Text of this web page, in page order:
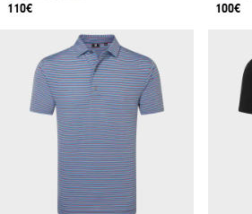
110€ 100€